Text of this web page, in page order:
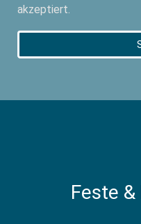
akzeptiert.
Feste